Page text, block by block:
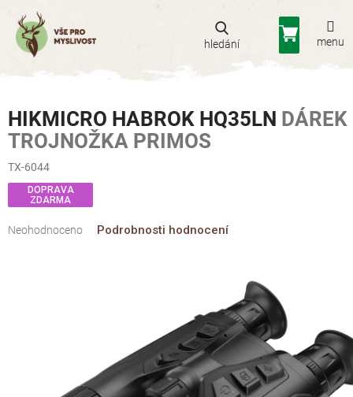
obsah
Nákupní
košík
HIKMICRO HABROK HQ35LN DÁREK
TROJNOŽKA PRIMOS
TX-6044
DOPRAVA
ZDARMA
hodnocení
Neohodnoceno Podrobnosti hodnocení